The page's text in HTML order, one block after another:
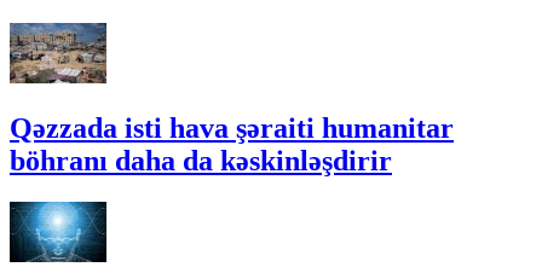
Qəzzada isti hava şəraiti humanitar
böhranı daha da kəskinləşdirir